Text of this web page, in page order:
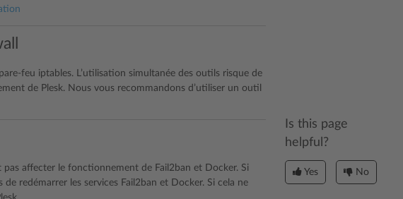
feu iptables. L’utilisation simultanée des outils risque de
de Plesk. Nous vous recommandons d’utiliser un outil
pas affecter le fonctionnement de Fail2ban et Docker. Si
redémarrer les services Fail2ban et Docker. Si cela ne
Is this page
helpful?
Yes No